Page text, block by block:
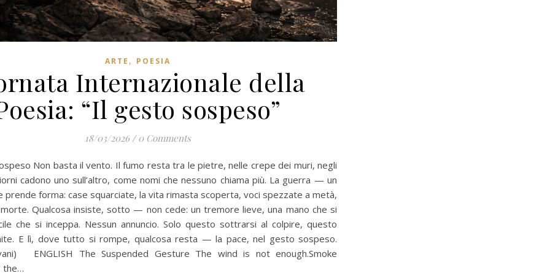
ARTE , POESIA
Internazionale della
“Il gesto sospeso”
18/03/2026 / 0 Comments
Non basta il vento. Il fumo resta tra le pietre, nelle crepe dei muri, negli
cadono uno sull’altro, come nomi che nessuno chiama più. La guerra — un
prende forma: case squarciate, la vita rimasta scoperta, voci spezzate a metà,
Qualcosa insiste, sotto — non cede: un tremore lieve, una mano che si
che si inceppa. Nessun annuncio. Solo questo sottrarsi al colpire, questo
E lì, dove tutto si rompe, qualcosa resta — la pace, nel gesto sospeso.
ENGLISH The Suspended Gesture The wind is not enough.Smoke
the…